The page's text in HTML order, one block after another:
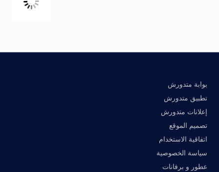
بوابة متدورش
تطبيق متدورش
إعلانات متدورش
تصميم الموقع
اتفاقية الاستخدام
سياسة الخصوصية
عطور و برفانات